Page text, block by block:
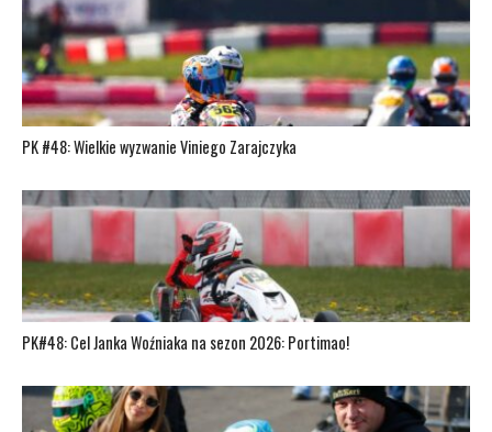
PK #48: Wielkie wyzwanie Viniego Zarajczyka
PK#48: Cel Janka Woźniaka na sezon 2026: Portimao!